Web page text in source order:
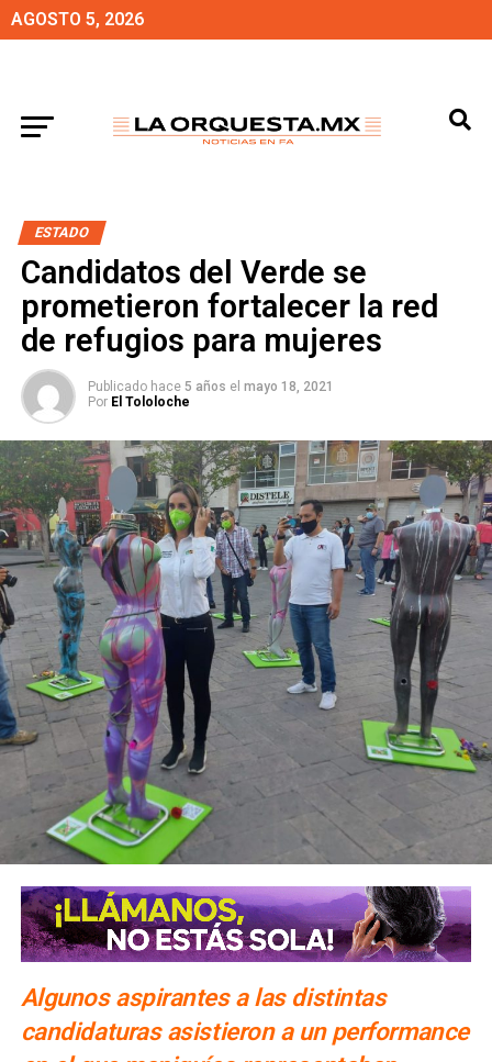
AGOSTO 5, 2026
ESTADO
Candidatos del Verde se
prometieron fortalecer la red
de refugios para mujeres
Publicado hace 5 años el mayo 18, 2021
Por El Tololoche
Algunos aspirantes a las distintas
candidaturas asistieron a un performance